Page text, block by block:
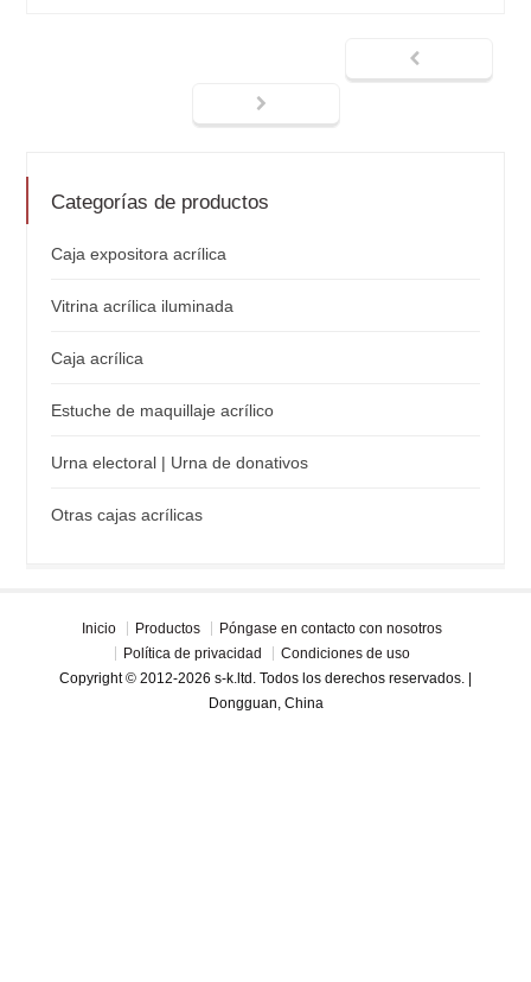
Categorías de productos
Caja expositora acrílica
Vitrina acrílica iluminada
Caja acrílica
Estuche de maquillaje acrílico
Urna electoral | Urna de donativos
Otras cajas acrílicas
Inicio Productos
Póngase en contacto con nosotros
Política de privacidad
Condiciones de uso
Copyright © 2012-2026 s-k.ltd. Todos los derechos reservados. |
Dongguan, China